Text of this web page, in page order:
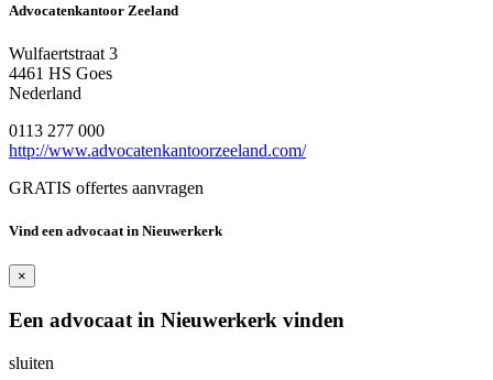
Advocatenkantoor Zeeland
Wulfaertstraat 3
4461 HS Goes
Nederland
0113 277 000
http://www.advocatenkantoorzeeland.com/
GRATIS offertes aanvragen
Vind een advocaat in Nieuwerkerk
×
Een advocaat in Nieuwerkerk vinden
sluiten